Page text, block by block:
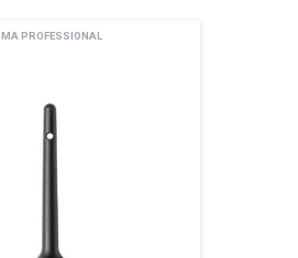
MA PROFESSIONAL